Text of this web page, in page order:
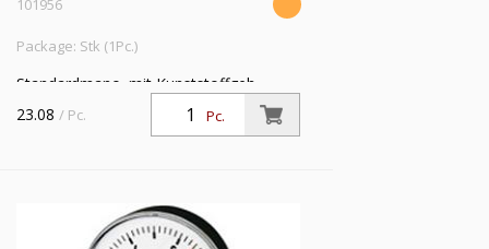
101956
Package: Stk (1Pc.)
Standardmano. mit Kunststoffgeh.,
Einfachskala in bar, Anschluss radial
unten, G 1/2, Güteklasse 1,6, Messber.
Pc.
23.08 / Pc.